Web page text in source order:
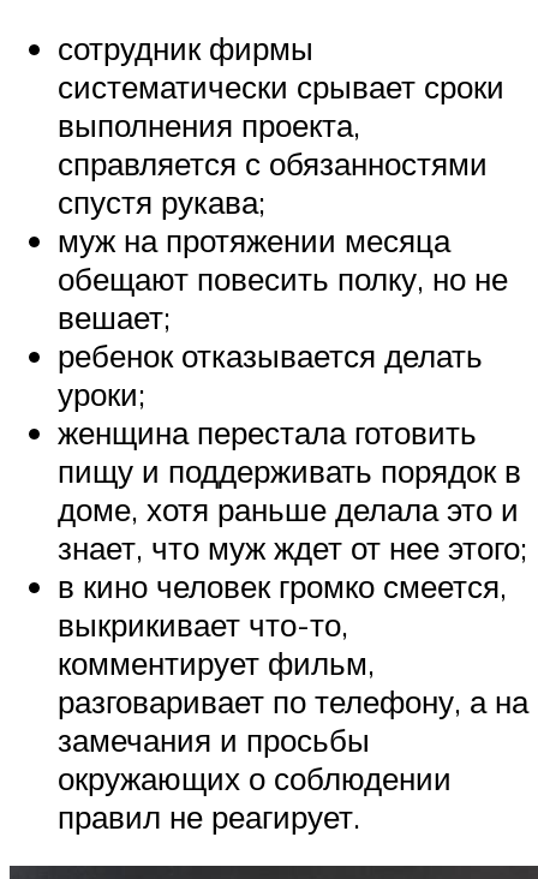
сотрудник фирмы
систематически срывает сроки
выполнения проекта,
справляется с обязанностями
спустя рукава;
муж на протяжении месяца
обещают повесить полку, но не
вешает;
ребенок отказывается делать
уроки;
женщина перестала готовить
пищу и поддерживать порядок в
доме, хотя раньше делала это и
знает, что муж ждет от нее этого;
в кино человек громко смеется,
выкрикивает что-то,
комментирует фильм,
разговаривает по телефону, а на
замечания и просьбы
окружающих о соблюдении
правил не реагирует.